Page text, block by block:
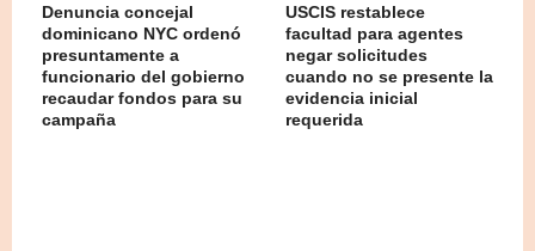
Denuncia concejal
dominicano NYC ordenó
presuntamente a
funcionario del gobierno
recaudar fondos para su
campaña
USCIS restablece
facultad para agentes
negar solicitudes
cuando no se presente la
evidencia inicial
requerida